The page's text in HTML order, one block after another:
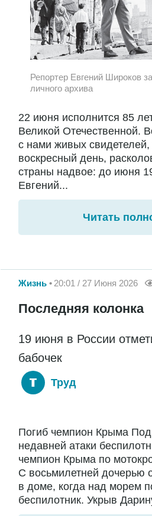
Репортер Евгений Широков
личного архива
22 июня исполнится 85
Великой Отечественной.
с нами живых
воскресный день,
страны надвое: до июня
Евгений...
Читать
Жизнь 20:01 / 27 Июня 2026
Последняя колонка
19 июня в России
бабочек
Труд
Погиб чемпион Крыма
недавней атаки
чемпион Крыма по
С восьмилетней дочерью
в доме, когда над морем
беспилотник. Укрыв